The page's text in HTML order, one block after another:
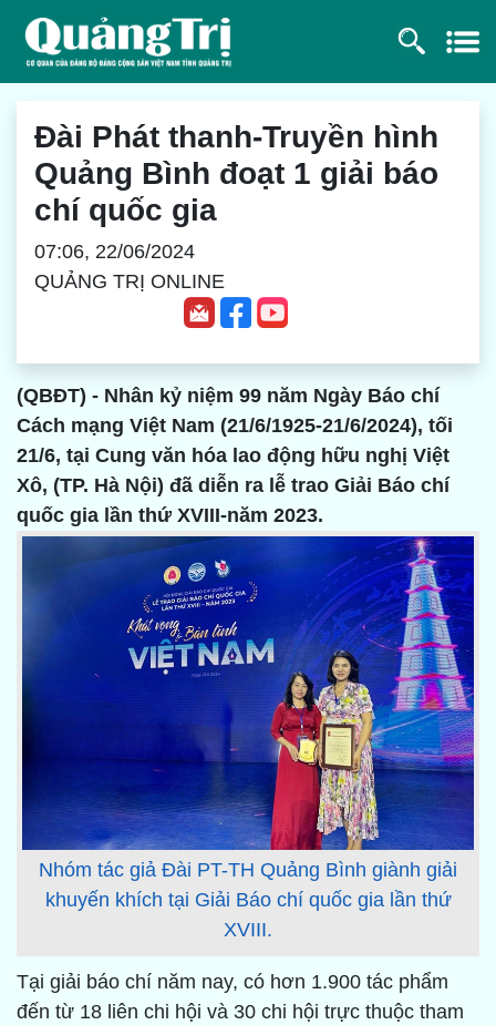
Đài Phát thanh-Truyền hình
Quảng Bình đoạt 1 giải báo
chí quốc gia
07:06, 22/06/2024
QUẢNG TRỊ ONLINE
(QBĐT) - Nhân kỷ niệm 99 năm Ngày Báo chí
Cách mạng Việt Nam (21/6/1925-21/6/2024), tối
21/6, tại Cung văn hóa lao động hữu nghị Việt
Xô, (TP. Hà Nội) đã diễn ra lễ trao Giải Báo chí
quốc gia lần thứ XVIII-năm 2023.
Nhóm tác giả Đài PT-TH Quảng Bình giành giải
khuyến khích tại Giải Báo chí quốc gia lần thứ
XVIII.
Tại giải báo chí năm nay, có hơn 1.900 tác phẩm
đến từ 18 liên chi hội và 30 chi hội trực thuộc tham